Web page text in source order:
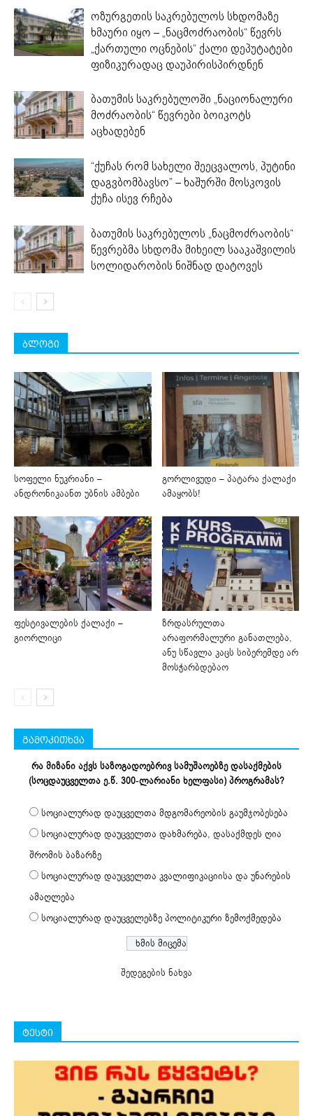
ოზურგეთის საკრებულოს სხდომაზე
ხმაური იყო – „ნაცმოძრაობის“ წევრს
„ქართული ოცნების“ ქალი დეპუტატები
ფიზიკურადაც დაუპირისპირდნენ
ბათუმის საკრებულოში „ნაციონალური
მოძრაობის“ წევრები ბოიკოტს
აცხადებენ
“ქუჩას რომ სახელი შეეცვალოს, პუტინი
დაგვბომბავსო” – ხაშურში მოსკოვის
ქუჩა ისევ რჩება
ბათუმის საკრებულოს „ნაცმოძრაობის“
წევრებმა სხდომა მიხეილ სააკაშვილის
სოლიდარობის ნიშნად დატოვეს
ბლოგი
სოფელი ნუკრიანი –
ანდრონიკაანთ უბნის ამბები
გორლივუდი – პატარა ქალაქი
ამაყობს!
ფესტივალების ქალაქი –
გიორლიცი
ზრდასრულთა
არაფორმალური განათლება,
ანუ სწავლა კაცს სიბერემდე არ
მოსჭარბდებაო
გამოკითხვა
რა მიზანი აქვს საზოგადოებრივ სამუშაოებზე დასაქმების
(სოცდაუცველთა ე.წ. 300-ლარიანი ხელფასი) პროგრამას?
სოციალურად დაუცველთა მდგომარეობის გაუმჯობესება
სოციალურად დაუცველთა დახმარება, დასაქმდეს ღია
შრომის ბაზარზე
სოციალურად დაუცველთა კვალიფიკაციისა და უნარების
ამაღლება
სოციალურად დაუცველებზე პოლიტიკური ზემოქმედება
შედეგების ნახვა
ტესტი